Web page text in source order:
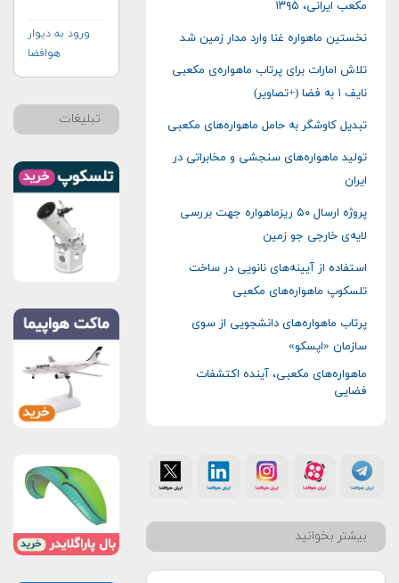
مکعب ایرانی، ۱۳۹۵
نخستین ماهواره غنا وارد مدار زمین شد
تلاش امارات برای پرتاب ماهواره‌ی مکعبی
نایف ۱ به فضا (+تصاویر)
تبدیل کاوشگر به حامل ماهواره‌‌های مکعبی
تولید ماهواره‌های سنجشی و مخابراتی در
ایران
پروژه ارسال ۵۰ ریزماهواره جهت بررسی
لایه‌ی خارجی جو زمین
استفاده از آیینه‌های نانویی در ساخت
تلسکوپ‌ ماهواره‌‌های مکعبی
پرتاب ماهواره‌های دانشجویی از سوی
سازمان «اپسکو»
ماهواره‌های مکعبی، آینده اکتشفات
فضایی
بیشتر بخوانید
ورود به دیوار
هوافضا
تبلیغات